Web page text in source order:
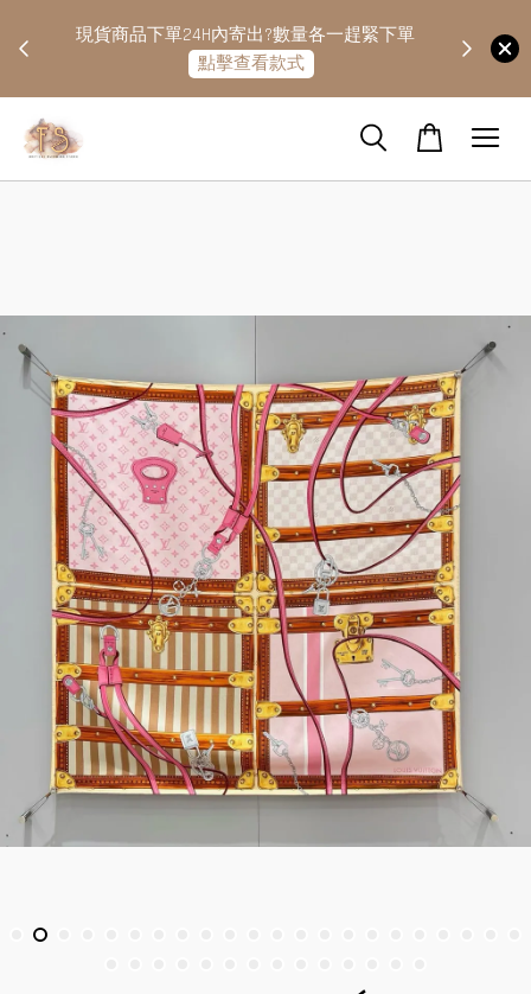
現貨商品下單24H內寄出?數量各一趕緊下單
點擊查看款式